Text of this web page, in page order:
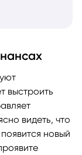
выстроить
видеть, что
новый